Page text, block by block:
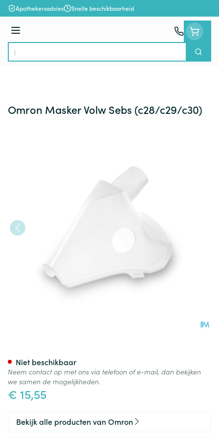
Ga naar de inhoud
Apothekersadvies Snelle beschikbaarheid
Menu
Product, merk, categorie...
Zoek
Omron Masker Volw Sebs (c28/c29/c30)
€ 15,55
Niet beschikbaar
Neem contact op met ons via telefoon of e-mail, dan bekijken
we samen de mogelijkheden.
Bekijk alle producten van Omron